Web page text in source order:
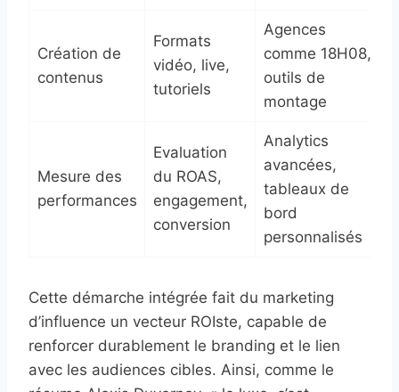
Création de
contenus
Formats
vidéo, live,
tutoriels
Agences
comme 18H08,
outils de
montage
Mesure des
performances
Evaluation
du ROAS,
engagement,
conversion
Analytics
avancées,
tableaux de
bord
personnalisés
Cette démarche intégrée fait du marketing
d’influence un vecteur ROIste, capable de
renforcer durablement le branding et le lien
avec les audiences cibles. Ainsi, comme le